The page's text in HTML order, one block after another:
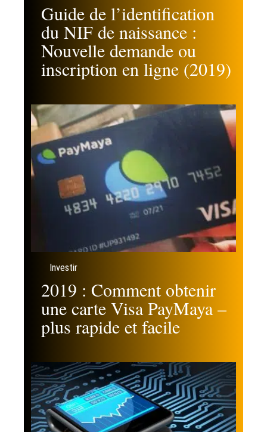
Guide de l’identification
du NIF de naissance :
Nouvelle demande ou
inscription en ligne (2019)
Investir
2019 : Comment obtenir
une carte Visa PayMaya –
plus rapide et facile